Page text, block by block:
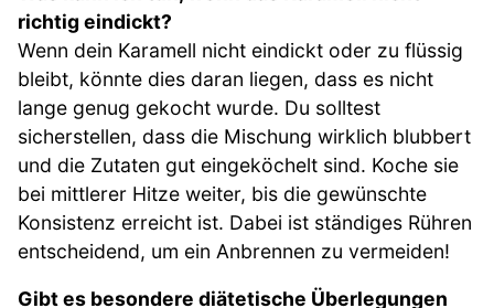
richtig eindickt?
Wenn dein Karamell nicht eindickt oder zu flüssig
bleibt, könnte dies daran liegen, dass es nicht
lange genug gekocht wurde. Du solltest
sicherstellen, dass die Mischung wirklich blubbert
und die Zutaten gut eingeköchelt sind. Koche sie
bei mittlerer Hitze weiter, bis die gewünschte
Konsistenz erreicht ist. Dabei ist ständiges Rühren
entscheidend, um ein Anbrennen zu vermeiden!
Gibt es besondere diätetische Überlegungen